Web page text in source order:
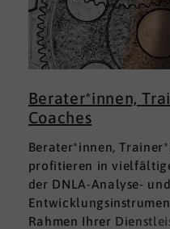
Berater*innen,
Coaches
Berater*innen,
profitieren in
der DNLA-Analyse- und
Rahmen Ihrer